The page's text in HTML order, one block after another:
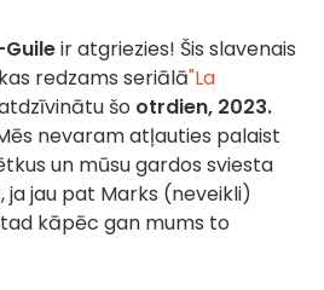
ir atgriezies! Šis slavenais
redzams seriālā"La
šo otrdien, 2023.
nevaram atļauties palaist
un mūsu gardos sviesta
ja jau pat Marks (neveikli)
kāpēc gan mums to